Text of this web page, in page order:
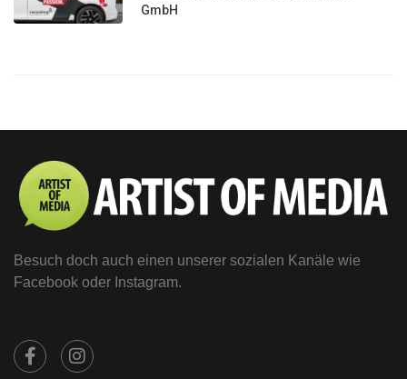
GmbH
Besuch doch auch einen unserer sozialen Kanäle wie
Facebook oder Instagram.